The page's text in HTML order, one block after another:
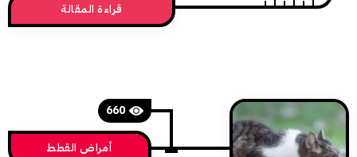
قراءة المقالة
660
أمراض القطط